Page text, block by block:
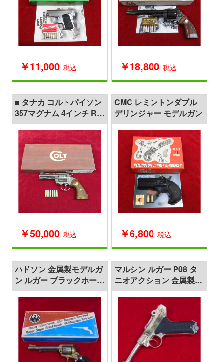
￥11,000 税込 ￥18,800 税込
■ タナカ コルトパイソン
357マグナム 4インチ R-
model ニッケルフィニッ
シュ モデルガン
￥50,000 税込
CMC レミントンダブル
デリンジャー モデルガン
￥6,800 税込
ハドソン 金属製モデルガ
ン ルガー ブラックホーク
6.5インチ
マルシン ルガー P08 タ
ニオアクション 金属製モ
デルガン